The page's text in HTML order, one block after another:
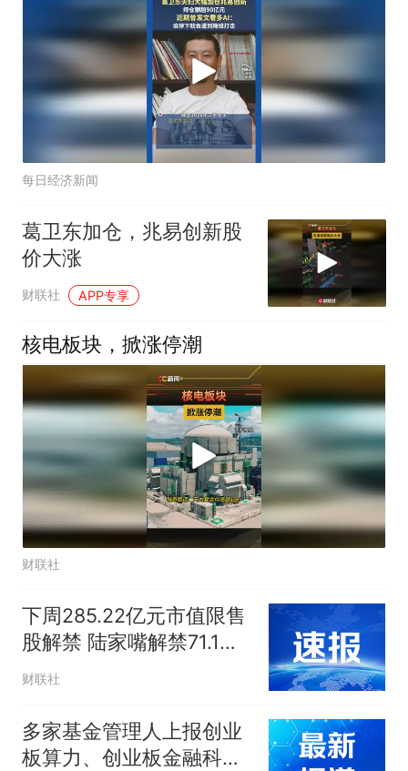
每日经济新闻
葛卫东加仓，兆易创新股
价大涨
财联社 APP专享
核电板块，掀涨停潮
财联社
下周285.22亿元市值限售
股解禁 陆家嘴解禁71.1亿
元居首
财联社
多家基金管理人上报创业
板算力、创业板金融科技